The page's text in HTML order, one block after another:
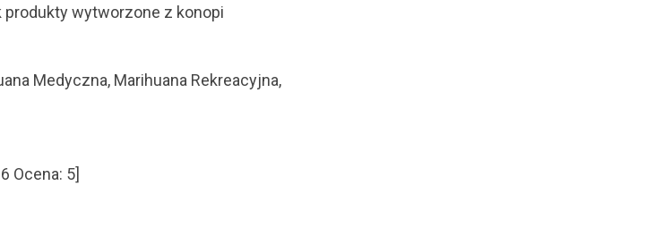
wytworzone z konopi
Medyczna, Marihuana Rekreacyjna,
6 Ocena: 5]